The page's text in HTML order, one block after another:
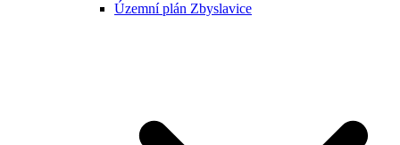
Územní plán Zbyslavice